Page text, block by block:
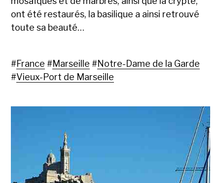
ont été restaurés, la basilique a ainsi retrouvé
toute sa beauté…
#France #Marseille #Notre-Dame de la Garde
#Vieux-Port de Marseille